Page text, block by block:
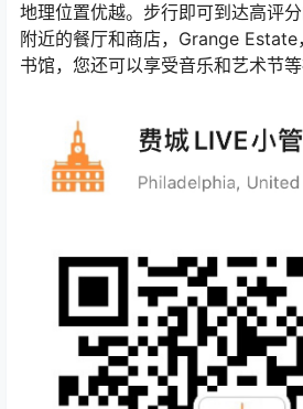
地理位置优越。步行即可到达高评
附近的餐厅和商店，Grange Estate
书馆，您还可以享受音乐和艺术节等